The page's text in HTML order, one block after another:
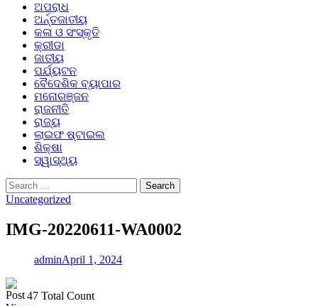
ଅପରାଧ
ଅର୍ନ୍ତଜାତୀୟ
କଳା ଓ ସଂସ୍କୃତି
କ୍ରୀଡା
ଜାତୀୟ
ପର୍ଯ୍ୟଟନ
ବୈଦେଶିକ ବ୍ୟାପାର
ମନୋରଞ୍ଜନ
ରାଜନୀତି
ରାଜ୍ୟ
ଲାଇଫ ଷ୍ଟାଇଲ
ଶିକ୍ଷା
ସ୍ୱାସ୍ଥ୍ୟ
Search
for:
Uncategorized
IMG-20220611-WA0002
adminApril 1, 2024
47 Total Count